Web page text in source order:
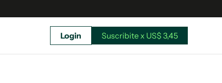
Login Suscribite x US$ 3,45